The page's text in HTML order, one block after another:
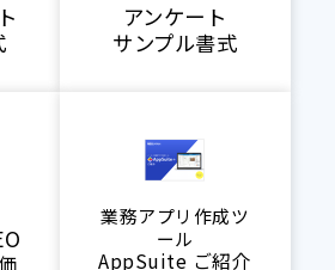
アンケート
サンプル書式
業務アプリ作成ツ
ール
AppSuite ご紹介